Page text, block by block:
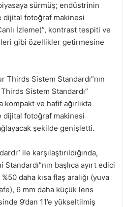
sürmüş; endüstrinin
fotoğraf makinesi
İzleme)”, kontrast tespiti ve
gibi özellikler getirmesine
Thirds Sistem Standardı”nın
Sistem Standardı”
kompakt ve hafif ağırlıkta
fotoğraf makinesi
şekilde genişletti.
ile karşılaştırıldığında,
başlıca ayırt edici
daha kısa flaş aralığı (yuva
6 mm daha küçük lens
9’dan 11’e yükseltilmiş